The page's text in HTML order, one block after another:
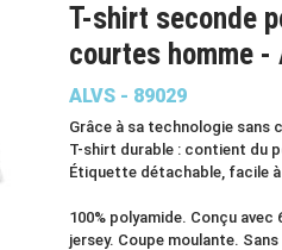
T-shirt seconde
courtes homme -
ALVS - 89029
Grâce à sa technologie
T-shirt durable : contient du
Étiquette détachable, facile
100% polyamide. Conçu
jersey. Coupe moulante.